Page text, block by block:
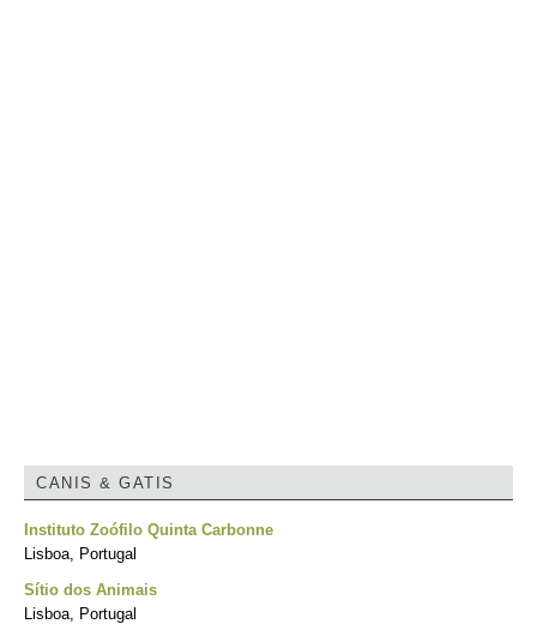
CANIS & GATIS
Instituto Zoófilo Quinta Carbonne
Lisboa, Portugal
Sítio dos Animais
Lisboa, Portugal